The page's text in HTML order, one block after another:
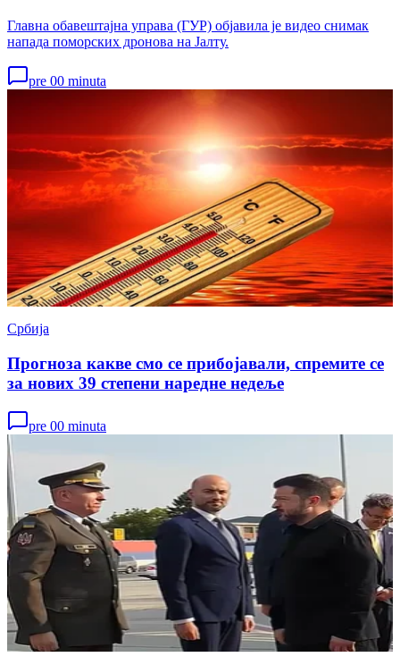
Главна обавештајна управа (ГУР) објавила је видео снимак
напада поморских дронова на Јалту.
pre 00 minuta
Србија
Прогноза какве смо се прибојавали, спремите се
за нових 39 степени наредне недеље
pre 00 minuta